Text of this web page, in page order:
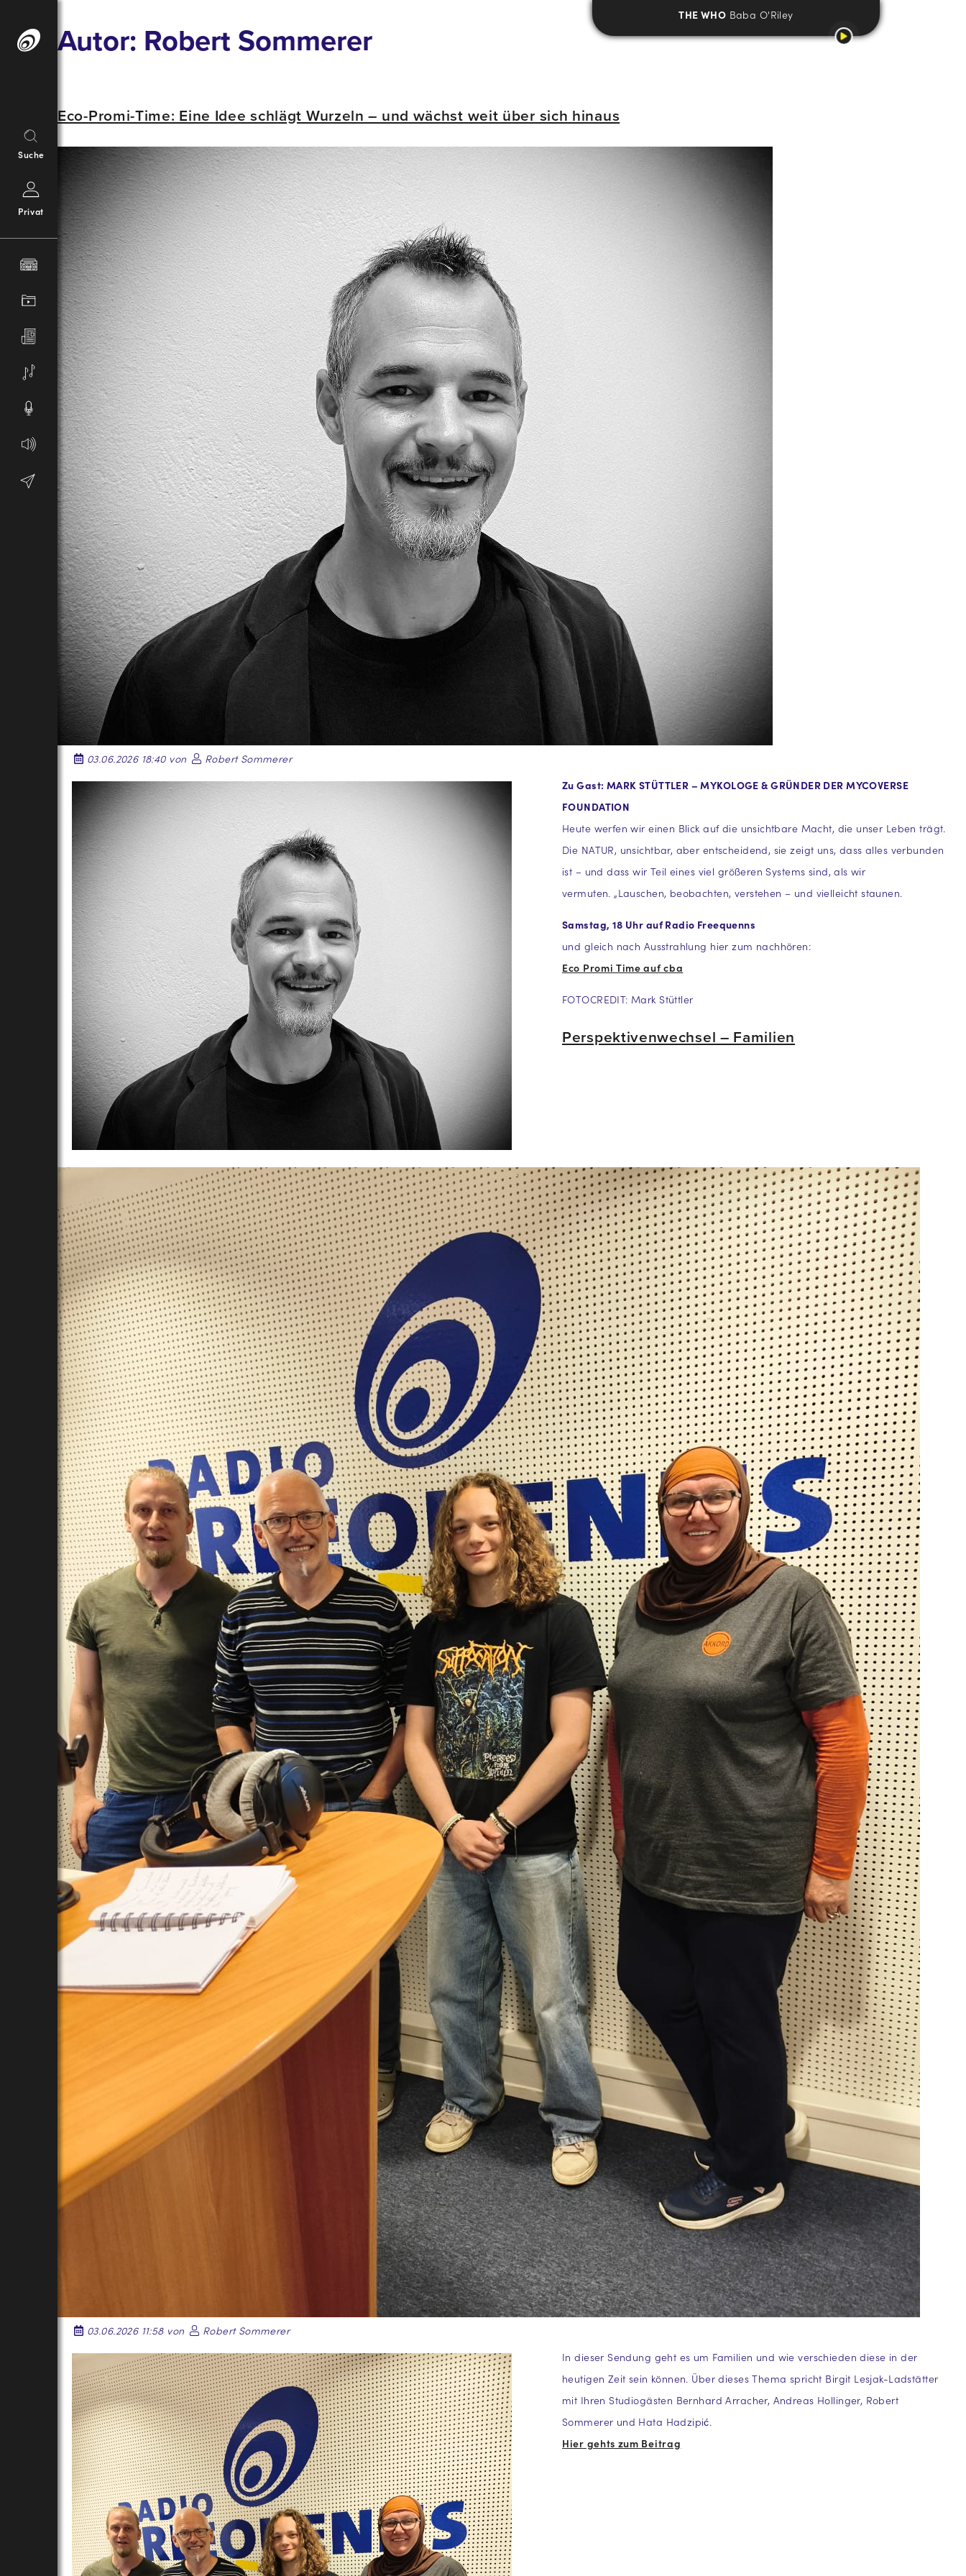
zum
Inhalt
Suche
Privat
THE WHO Baba O'Riley
Autor: Robert Sommerer
Eco-Promi-Time: Eine Idee schlägt Wurzeln – und wächst weit über sich hinaus
03.06.2026 18:40 von
Robert Sommerer
Zu Gast: MARK STÜTTLER – MYKOLOGE & GRÜNDER DER MYCOVERSE
FOUNDATION
Heute werfen wir einen Blick auf die unsichtbare Macht, die unser Leben trägt.
Die NATUR, unsichtbar, aber entscheidend, sie zeigt uns, dass alles verbunden
ist – und dass wir Teil eines viel größeren Systems sind, als wir
vermuten. „Lauschen, beobachten, verstehen – und vielleicht staunen.
Samstag, 18 Uhr auf Radio Freequenns
und gleich nach Ausstrahlung hier zum nachhören:
Eco Promi Time auf cba
FOTOCREDIT: Mark Stüttler
Perspektivenwechsel – Familien
03.06.2026 11:58 von
Robert Sommerer
In dieser Sendung geht es um Familien und wie verschieden diese in der
heutigen Zeit sein können. Über dieses Thema spricht Birgit Lesjak-Ladstätter
mit Ihren Studiogästen Bernhard Arracher, Andreas Hollinger, Robert
Sommerer und Hata Hadzipić.
Hier gehts zum Beitrag